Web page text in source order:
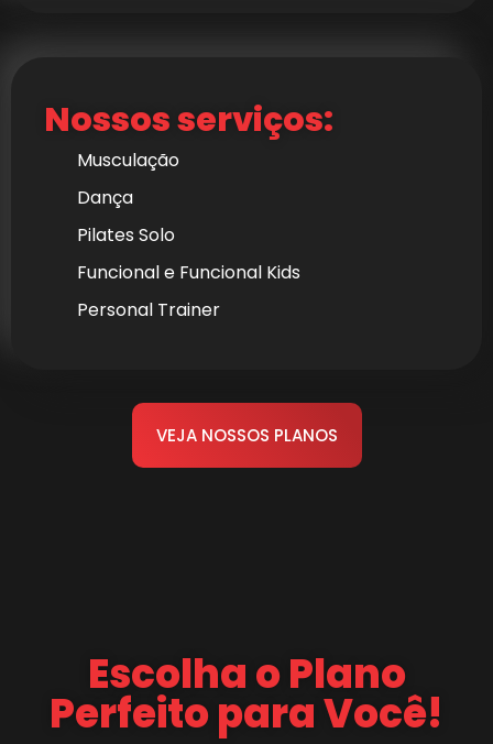
Nossos serviços:
Musculação
Dança
Pilates Solo
Funcional e Funcional Kids
Personal Trainer
VEJA NOSSOS PLANOS
Escolha o Plano
Perfeito para Você!